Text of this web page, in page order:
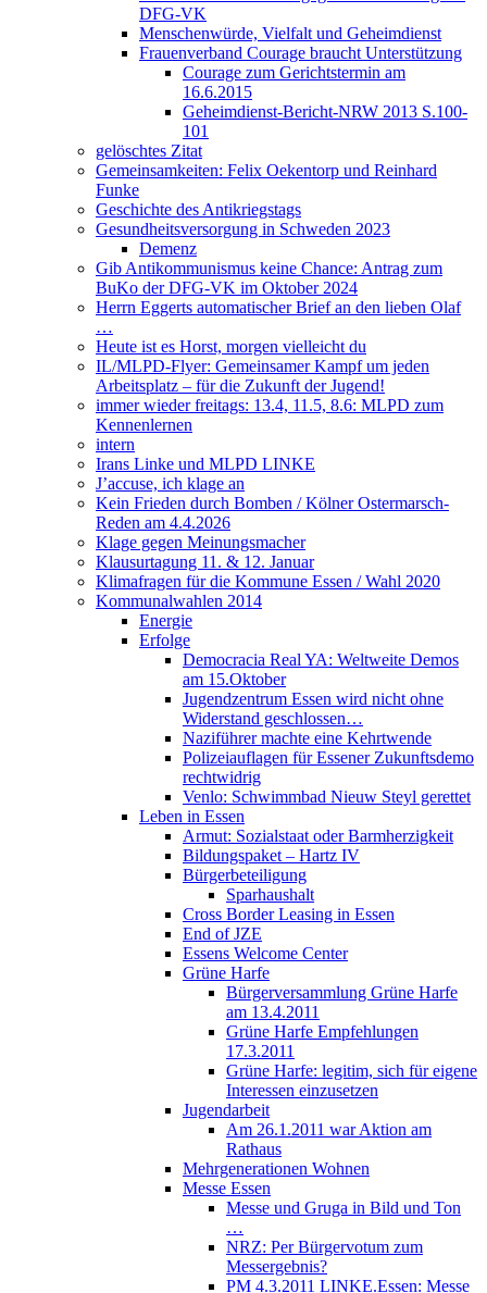
DFG-VK
Menschenwürde, Vielfalt und Geheimdienst
Frauenverband Courage braucht Unterstützung
Courage zum Gerichtstermin am
16.6.2015
Geheimdienst-Bericht-NRW 2013 S.100-
101
gelöschtes Zitat
Gemeinsamkeiten: Felix Oekentorp und Reinhard
Funke
Geschichte des Antikriegstags
Gesundheitsversorgung in Schweden 2023
Demenz
Gib Antikommunismus keine Chance: Antrag zum
BuKo der DFG-VK im Oktober 2024
Herrn Eggerts automatischer Brief an den lieben Olaf
…
Heute ist es Horst, morgen vielleicht du
IL/MLPD-Flyer: Gemeinsamer Kampf um jeden
Arbeitsplatz – für die Zukunft der Jugend!
immer wieder freitags: 13.4, 11.5, 8.6: MLPD zum
Kennenlernen
intern
Irans Linke und MLPD LINKE
J’accuse, ich klage an
Kein Frieden durch Bomben / Kölner Ostermarsch-
Reden am 4.4.2026
Klage gegen Meinungsmacher
Klausurtagung 11. & 12. Januar
Klimafragen für die Kommune Essen / Wahl 2020
Kommunalwahlen 2014
Energie
Erfolge
Democracia Real YA: Weltweite Demos
am 15.Oktober
Jugendzentrum Essen wird nicht ohne
Widerstand geschlossen…
Naziführer machte eine Kehrtwende
Polizeiauflagen für Essener Zukunftsdemo
rechtwidrig
Venlo: Schwimmbad Nieuw Steyl gerettet
Leben in Essen
Armut: Sozialstaat oder Barmherzigkeit
Bildungspaket – Hartz IV
Bürgerbeteiligung
Sparhaushalt
Cross Border Leasing in Essen
End of JZE
Essens Welcome Center
Grüne Harfe
Bürgerversammlung Grüne Harfe
am 13.4.2011
Grüne Harfe Empfehlungen
17.3.2011
Grüne Harfe: legitim, sich für eigene
Interessen einzusetzen
Jugendarbeit
Am 26.1.2011 war Aktion am
Rathaus
Mehrgenerationen Wohnen
Messe Essen
Messe und Gruga in Bild und Ton
…
NRZ: Per Bürgervotum zum
Messergebnis?
PM 4.3.2011 LINKE.Essen: Messe